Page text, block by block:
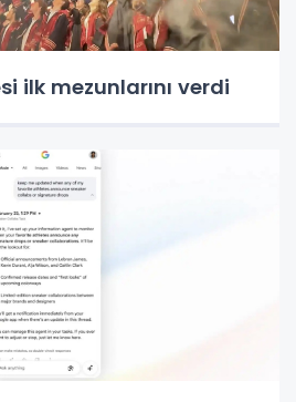
ilk mezunlarını verdi